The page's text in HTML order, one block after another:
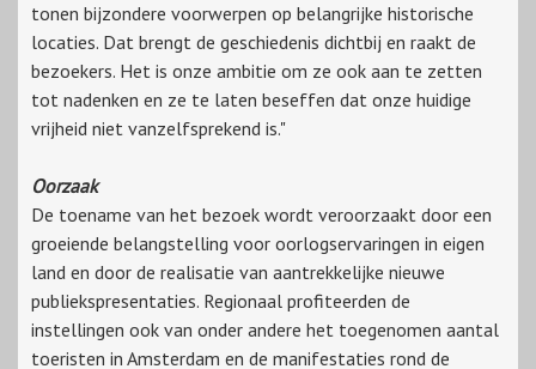
tonen bijzondere voorwerpen op belangrijke historische
locaties. Dat brengt de geschiedenis dichtbij en raakt de
bezoekers. Het is onze ambitie om ze ook aan te zetten
tot nadenken en ze te laten beseffen dat onze huidige
vrijheid niet vanzelfsprekend is."
Oorzaak
De toename van het bezoek wordt veroorzaakt door een
groeiende belangstelling voor oorlogservaringen in eigen
land en door de realisatie van aantrekkelijke nieuwe
publiekspresentaties. Regionaal profiteerden de
instellingen ook van onder andere het toegenomen aantal
toeristen in Amsterdam en de manifestaties rond de